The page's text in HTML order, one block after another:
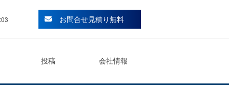
お問合せ見積り無料
投稿 会社情報